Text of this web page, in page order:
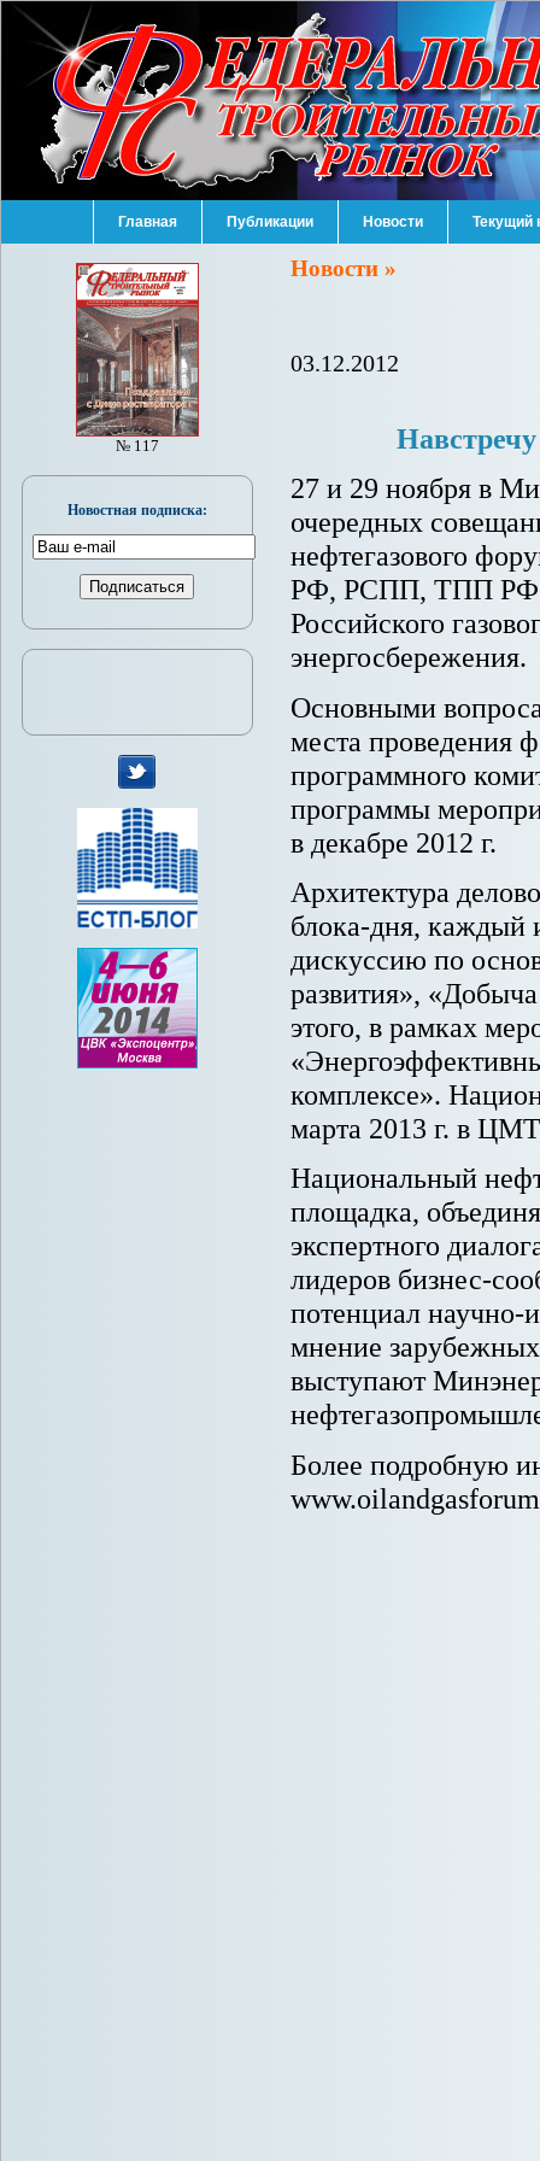
Главная Публикации Новости Текущий
Новости »
03.12.2012
27 и 29 ноября в
очередных
нефтегазового
РФ, РСПП, ТПП РФ,
Российского
энергосбережения.
Основными
места проведения
программного
программы
в декабре 2012 г.
Архитектура
блока-дня, каждый
дискуссию по
развития»,
этого, в рамках
комплексе».
марта 2013 г. в
Национальный
площадка,
экспертного
лидеров бизнес-
потенциал научно-
мнение
выступают
Более подробную
№ 117
Новостная подписка:
мы
в
Twitter